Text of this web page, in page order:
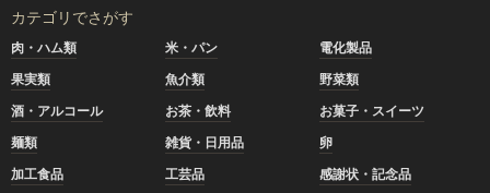
カテゴリでさがす
肉・ハム類 米・パン
電化製品
果実類
魚介類
野菜類
酒・アルコール
お茶・飲料
お菓子・スイーツ
麺類
雑貨・日用品
卵
加工食品
工芸品
感謝状・記念品